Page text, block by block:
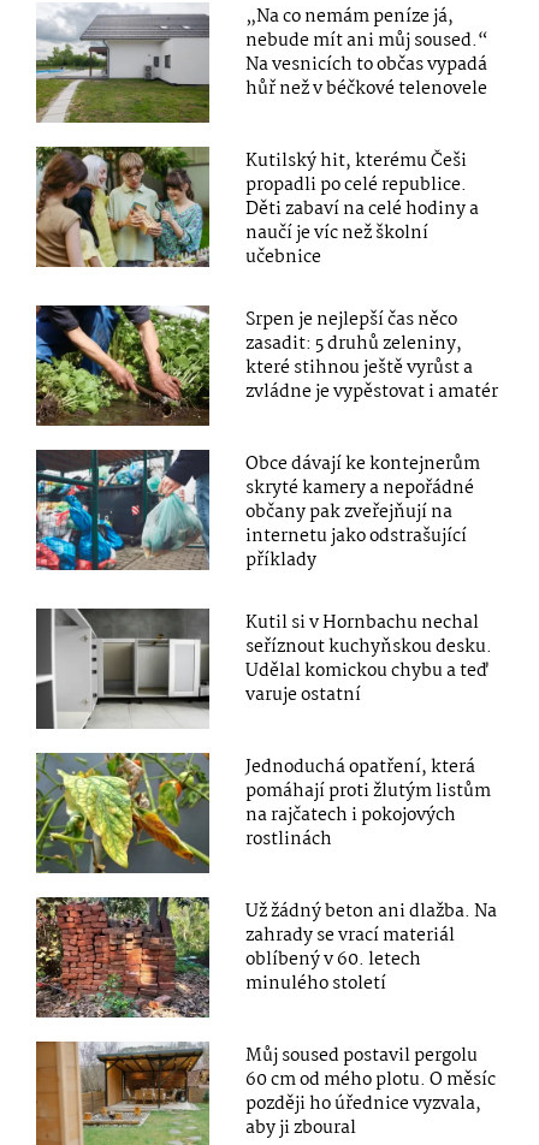
„Na co nemám peníze já,
nebude mít ani můj soused.“
Na vesnicích to občas vypadá
hůř než v béčkové telenovele
Kutilský hit, kterému Češi
propadli po celé republice.
Děti zabaví na celé hodiny a
naučí je víc než školní
učebnice
Srpen je nejlepší čas něco
zasadit: 5 druhů zeleniny,
které stihnou ještě vyrůst a
zvládne je vypěstovat i amatér
Obce dávají ke kontejnerům
skryté kamery a nepořádné
občany pak zveřejňují na
internetu jako odstrašující
příklady
Kutil si v Hornbachu nechal
seříznout kuchyňskou desku.
Udělal komickou chybu a teď
varuje ostatní
Jednoduchá opatření, která
pomáhají proti žlutým listům
na rajčatech i pokojových
rostlinách
Už žádný beton ani dlažba. Na
zahrady se vrací materiál
oblíbený v 60. letech
minulého století
Můj soused postavil pergolu
60 cm od mého plotu. O měsíc
později ho úřednice vyzvala,
aby ji zboural